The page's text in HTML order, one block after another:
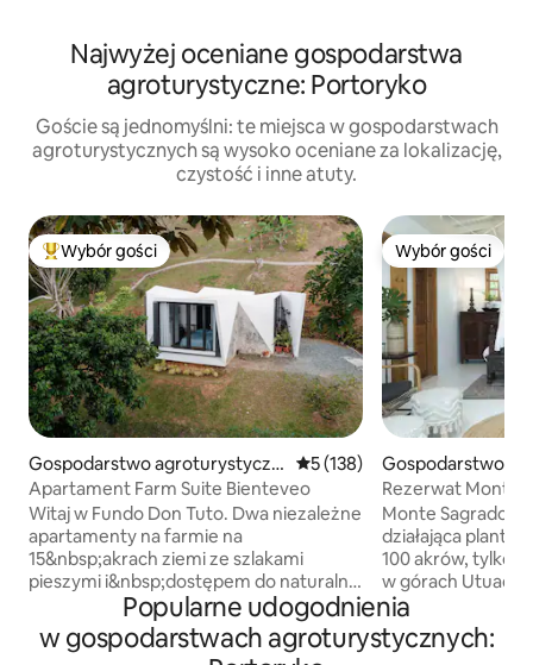
Najwyżej oceniane gospodarstwa
agroturystyczne: Portoryko
Goście są jednomyślni: te miejsca w gospodarstwach
agroturystycznych są wysoko oceniane za lokalizację,
czystość i inne atuty.
Najpopularniejsze z kategorii Wybór gości
Wybór gości
Gospodarstwo agroturystyczn
e w: Naranjito
Średnia ocena: 5 na 5, liczba
5 (138)
Apartament Farm Suite Bienteveo
Witaj w Fundo Don Tuto. Dwa niezależne
apartamenty na farmie na
15&nbsp;akrach ziemi ze szlakami
pieszymi i&nbsp;dostępem do naturalnej
rzeki. To idealne miejsce, aby odpocząć
od stresów codziennego życia, cieszyć
się prywatną przestrzenią,
Wybór gości
Wybór gości
Gospodarstwo
czne w: Utuado
Rezerwat Monte
Monte Sagrado
działająca
100 akrów, tylko
w górach
małego jeziora,
spaceru od rzeki
przepływa przez
Popularne udogodnienia
w gospodarstwach agroturystycznych: